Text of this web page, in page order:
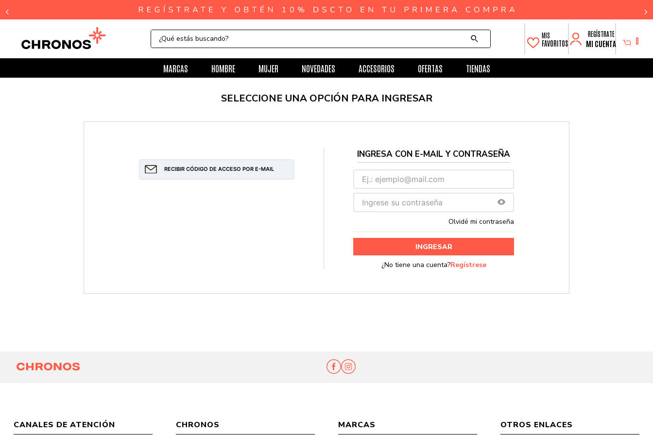
¿Qué estás buscando?
FAVORITOS MI CUENTA 0
MARCAS HOMBRE MUJER NOVEDADES ACCESORIOS OFERTAS TIENDAS
RECIBIR CÓDIGO DE ACCESO POR E-MAIL
Olvidé mi contraseña
Entrar
CANALES DE ATENCIÓN CHRONOS MARCAS OTROS ENLACES